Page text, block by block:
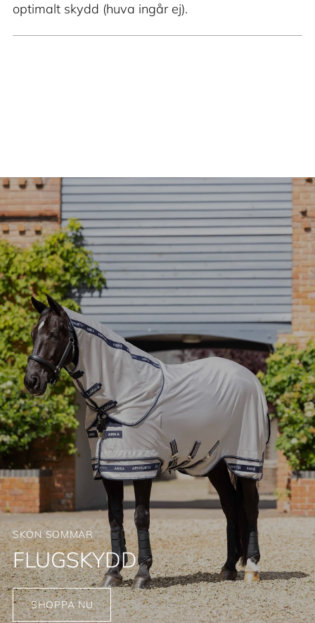
optimalt skydd (huva ingår ej).
SKÖN SOMMAR
FLUGSKYDD
SHOPPA NU